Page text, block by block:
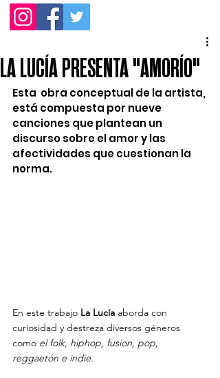
LA LUCÍA PRESENTA "AMORÍO"
Esta  obra conceptual de la artista,
está compuesta por nueve
canciones que plantean un
discurso sobre el amor y las
afectividades que cuestionan la
norma.
En este trabajo La Lucía aborda con
curiosidad y destreza diversos géneros
como el folk, hiphop, fusion, pop,
reggaetón e indie.